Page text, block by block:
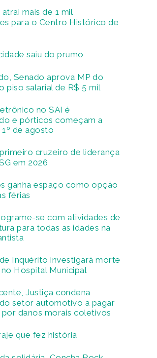
mais de 1 mil
para o Centro Histórico de
saiu do prumo
Senado aprova MP do
piso salarial de R$ 5 mil
no SAI é
e pórticos começam a
de agosto
cruzeiro de liderança
em 2026
ganha espaço como opção
férias
se com atividades de
para todas as idades na
Inquérito investigará morte
Hospital Municipal
Justiça condena
setor automotivo a pagar
por danos morais coletivos
que fez história